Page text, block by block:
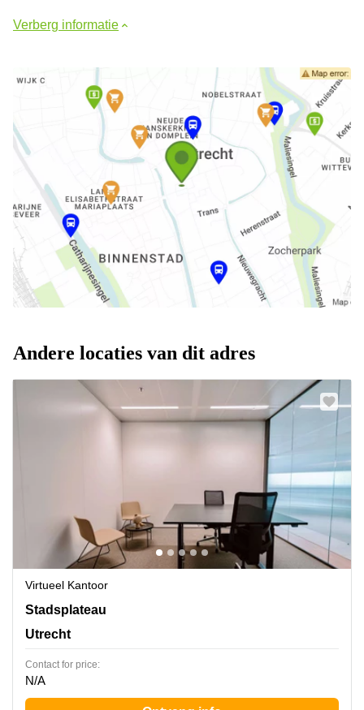
Verberg informatie
Andere locaties van dit adres
Virtueel Kantoor
Stadsplateau 27-29, Utrecht
Stadsplateau
Utrecht
Contact for price:
N/A